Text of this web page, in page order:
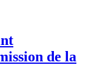
de la